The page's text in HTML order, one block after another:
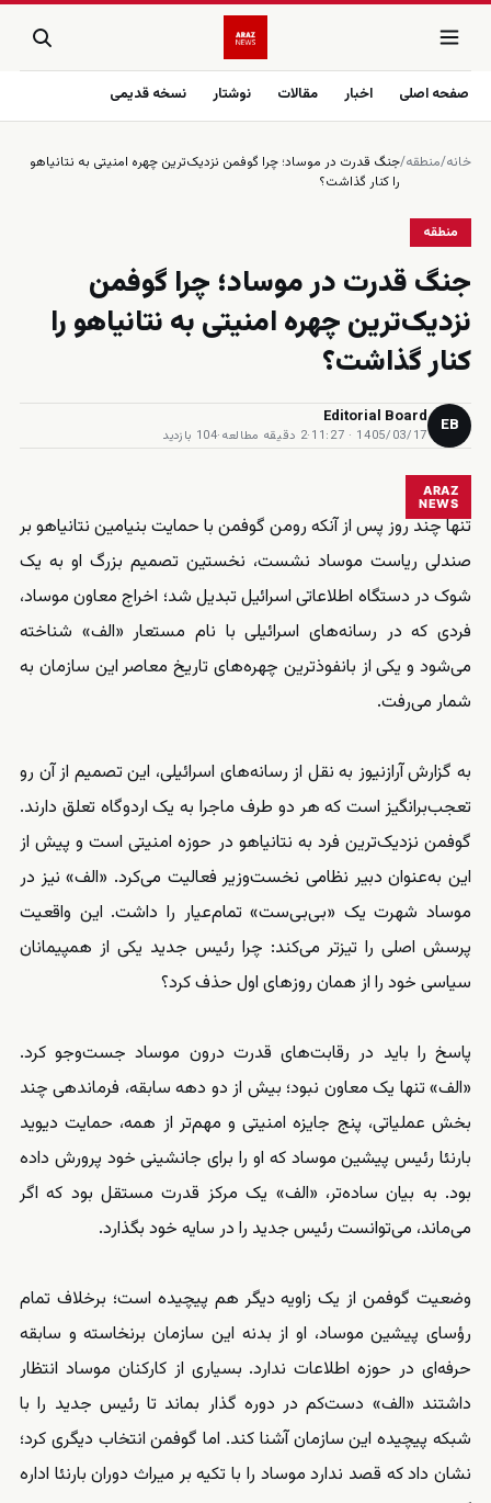
صفحه اصلی اخبار مقالات نوشتار نسخه قدیمی
خانه/منطقه/جنگ قدرت در موساد؛ چرا گوفمن نزدیک‌ترین چهره امنیتی به نتانیاهو
را کنار گذاشت؟
منطقه
جنگ قدرت در موساد؛ چرا گوفمن
نزدیک‌ترین چهره امنیتی به نتانیاهو را
کنار گذاشت؟
EB
Editorial Board
1405/03/17 · 11:27
·2 دقیقه مطالعه ·104 بازدید
ARAZ
NEWS
تنها چند روز پس از آنکه رومن گوفمن با حمایت بنیامین نتانیاهو بر
صندلی ریاست موساد نشست، نخستین تصمیم بزرگ او به یک
شوک در دستگاه اطلاعاتی اسرائیل تبدیل شد؛ اخراج معاون موساد،
فردی که در رسانه‌های اسرائیلی با نام مستعار «الف» شناخته
می‌شود و یکی از بانفوذترین چهره‌های تاریخ معاصر این سازمان به
شمار می‌رفت.
به گزارش آرازنیوز به نقل از رسانه‌های اسرائیلی، این تصمیم از آن رو
تعجب‌برانگیز است که هر دو طرف ماجرا به یک اردوگاه تعلق دارند.
گوفمن نزدیک‌ترین فرد به نتانیاهو در حوزه امنیتی است و پیش از
این به‌عنوان دبیر نظامی نخست‌وزیر فعالیت می‌کرد. «الف» نیز در
موساد شهرت یک «بی‌بی‌ست» تمام‌عیار را داشت. این واقعیت
پرسش اصلی را تیزتر می‌کند: چرا رئیس جدید یکی از همپیمانان
سیاسی خود را از همان روزهای اول حذف کرد؟
پاسخ را باید در رقابت‌های قدرت درون موساد جست‌وجو کرد.
«الف» تنها یک معاون نبود؛ بیش از دو دهه سابقه، فرماندهی چند
بخش عملیاتی، پنج جایزه امنیتی و مهم‌تر از همه، حمایت دیوید
بارنئا رئیس پیشین موساد که او را برای جانشینی خود پرورش داده
بود. به بیان ساده‌تر، «الف» یک مرکز قدرت مستقل بود که اگر
می‌ماند، می‌توانست رئیس جدید را در سایه خود بگذارد.
وضعیت گوفمن از یک زاویه دیگر هم پیچیده است؛ برخلاف تمام
رؤسای پیشین موساد، او از بدنه این سازمان برنخاسته و سابقه
حرفه‌ای در حوزه اطلاعات ندارد. بسیاری از کارکنان موساد انتظار
داشتند «الف» دست‌کم در دوره گذار بماند تا رئیس جدید را با
شبکه پیچیده این سازمان آشنا کند. اما گوفمن انتخاب دیگری کرد؛
نشان داد که قصد ندارد موساد را با تکیه بر میراث دوران بارنئا اداره